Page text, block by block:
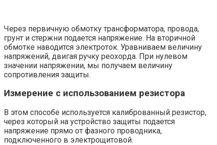
Через первичную обмотку трансформатора, провода,
грунт и стержни подается напряжение. На вторичной
обмотке наводится электроток. Уравниваем величину
напряжений, двигая ручку реохорда. При нулевом
значении напряжении, мы получаем величину
сопротивления защиты.
Измерение с использованием резистора
В этом способе используется калиброванный резистор,
через который на устройство защиты подается
напряжение прямо от фазного проводника,
подключенного в электрощитовой.